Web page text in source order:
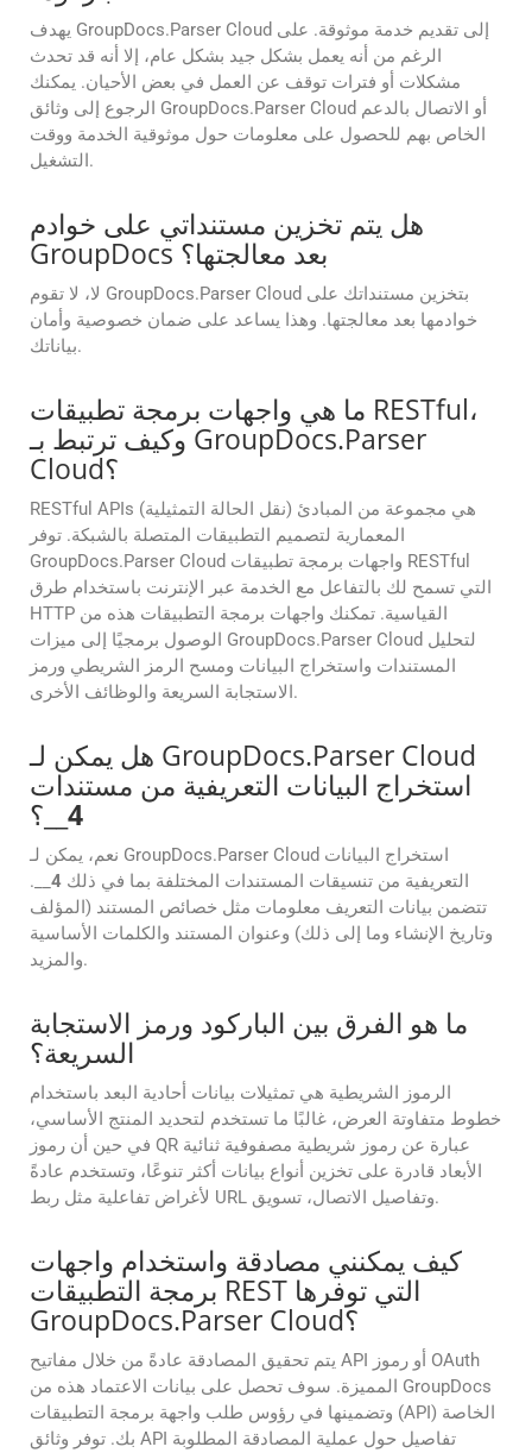
يهدف GroupDocs.Parser Cloud إلى تقديم خدمة موثوقة. على
الرغم من أنه يعمل بشكل جيد بشكل عام، إلا أنه قد تحدث
مشكلات أو فترات توقف عن العمل في بعض الأحيان. يمكنك
الرجوع إلى وثائق GroupDocs.Parser Cloud أو الاتصال بالدعم
الخاص بهم للحصول على معلومات حول موثوقية الخدمة ووقت
التشغيل.
هل يتم تخزين مستنداتي على خوادم
GroupDocs بعد معالجتها؟
لا، لا تقوم GroupDocs.Parser Cloud بتخزين مستنداتك على
خوادمها بعد معالجتها. وهذا يساعد على ضمان خصوصية وأمان
بياناتك.
ما هي واجهات برمجة تطبيقات RESTful،
وكيف ترتبط بـ GroupDocs.Parser
Cloud؟
RESTful APIs (نقل الحالة التمثيلية) هي مجموعة من المبادئ
المعمارية لتصميم التطبيقات المتصلة بالشبكة. توفر
GroupDocs.Parser Cloud واجهات برمجة تطبيقات RESTful
التي تسمح لك بالتفاعل مع الخدمة عبر الإنترنت باستخدام طرق
HTTP القياسية. تمكنك واجهات برمجة التطبيقات هذه من
الوصول برمجيًا إلى ميزات GroupDocs.Parser Cloud لتحليل
المستندات واستخراج البيانات ومسح الرمز الشريطي ورمز
الاستجابة السريعة والوظائف الأخرى.
هل يمكن لـ GroupDocs.Parser Cloud
استخراج البيانات التعريفية من مستندات
4 __؟
نعم، يمكن لـ GroupDocs.Parser Cloud استخراج البيانات
التعريفية من تنسيقات المستندات المختلفة بما في ذلك 4
__.
تتضمن بيانات التعريف معلومات مثل خصائص المستند (المؤلف
وتاريخ الإنشاء وما إلى ذلك) وعنوان المستند والكلمات الأساسية
والمزيد.
ما هو الفرق بين الباركود ورمز الاستجابة
السريعة؟
الرموز الشريطية هي تمثيلات بيانات أحادية البعد باستخدام
خطوط متفاوتة العرض، غالبًا ما تستخدم لتحديد المنتج الأساسي،
في حين أن رموز QR عبارة عن رموز شريطية مصفوفية ثنائية
الأبعاد قادرة على تخزين أنواع بيانات أكثر تنوعًا، وتستخدم عادةً
لأغراض تفاعلية مثل ربط URL وتفاصيل الاتصال، تسويق.
كيف يمكنني مصادقة واستخدام واجهات
برمجة التطبيقات REST التي توفرها
GroupDocs.Parser Cloud؟
يتم تحقيق المصادقة عادةً من خلال مفاتيح API أو رموز OAuth
المميزة. سوف تحصل على بيانات الاعتماد هذه من GroupDocs
وتضمينها في رؤوس طلب واجهة برمجة التطبيقات (API) الخاصة
بك. توفر وثائق API تفاصيل حول عملية المصادقة المطلوبة